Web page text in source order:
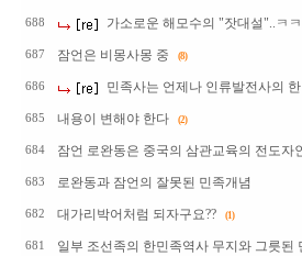
688 가소로운 해모수의 "잣대설"..ㅋ
687 잠언은 비몽사몽 중 (8)
686 민족사는 언제나 인류발전사의
685 내용이 변해야 한다 (2)
684 잠언 로완동은 중국의 삼관교육의 전도자
683 로완동과 잠언의 잘못된 민족개념
682 대가리박어처럼 되자구요?? (1)
681 일부 조선족의 한민족역사 무지와 그릇된